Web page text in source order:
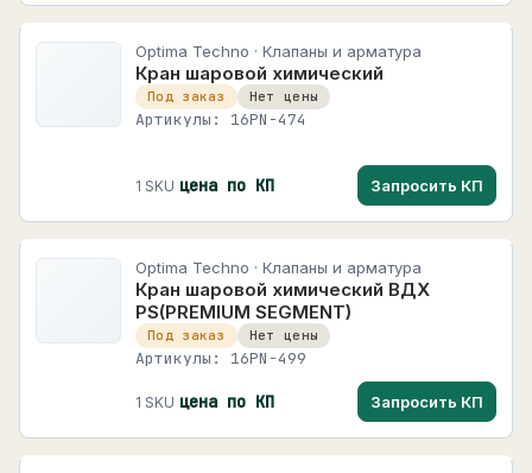
Optima Techno · Клапаны и арматура
Кран шаровой химический
Под заказ Нет цены
Артикулы: 16PN-474
1 SKU цена по КП Запросить КП
Optima Techno · Клапаны и арматура
Кран шаровой химический ВДХ
PS(PREMIUM SEGMENT)
Под заказ Нет цены
Артикулы: 16PN-499
1 SKU цена по КП Запросить КП